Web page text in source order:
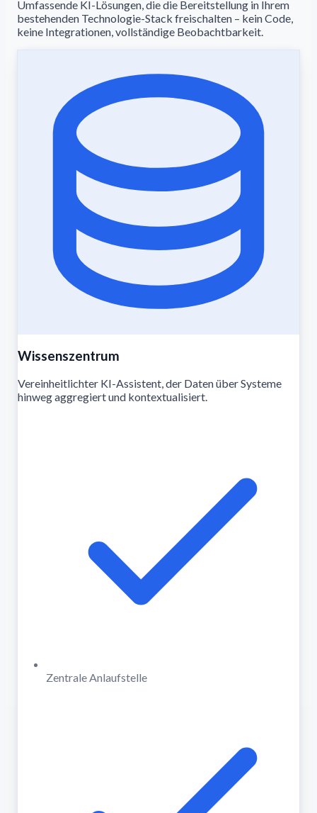
Umfassende KI-Lösungen, die die Bereitstellung in Ihrem
bestehenden Technologie-Stack freischalten – kein Code,
keine Integrationen, vollständige Beobachtbarkeit.
Wissenszentrum
Vereinheitlichter KI-Assistent, der Daten über Systeme
hinweg aggregiert und kontextualisiert.
Zentrale Anlaufstelle